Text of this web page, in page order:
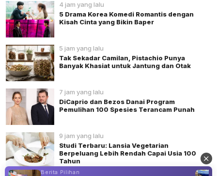
4 jam yang lalu
5 Drama Korea Komedi Romantis dengan
Kisah Cinta yang Bikin Baper
5 jam yang lalu
Tak Sekadar Camilan, Pistachio Punya
Banyak Khasiat untuk Jantung dan Otak
7 jam yang lalu
DiCaprio dan Bezos Danai Program
Pemulihan 100 Spesies Terancam Punah
9 jam yang lalu
Studi Terbaru: Lansia Vegetarian
Berpeluang Lebih Rendah Capai Usia 100
Tahun
Berita Pilihan